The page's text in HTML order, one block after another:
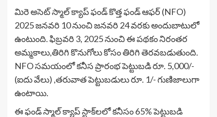
మిరె అసెట్ స్మాల్ క్యాప్ ఫండ్ కొత్త ఫండ్ ఆఫర్ (NFO)
2025 జనవరి 10 నుంచి జనవరి 24 వరకు అందుబాటులో
ఉంటుంది. ఫిబ్రవరి 3, 2025 నుంచి ఈ పథకం నిరంతర
అమ్మకాలు,తిరిగి కొనుగోలు కోసం తిరిగి తెరవబడుతుంది.
NFO సమయంలో కనీస ప్రారంభ పెట్టుబడి రూ. 5,000/-
(ఐదు వేలు) ,తరువాత పెట్టుబడులు రూ. 1/- గుణిజాలుగా
ఉంటాయి.
ఈ ఫండ్ స్మాల్ క్యాప్ స్టాక్‌లలో కనీసం 65% పెట్టుబడి